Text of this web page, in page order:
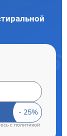
cполитикой